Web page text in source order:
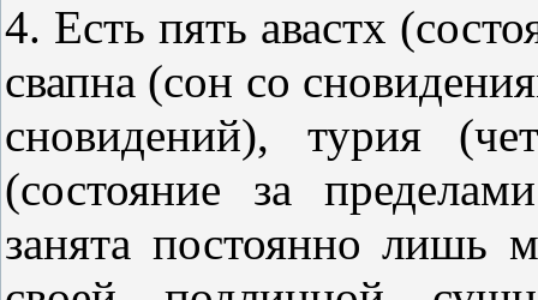
4. Есть пять авастх
свапна (сон со
сновидений), турия
(состояние за
занята постоянно лишь